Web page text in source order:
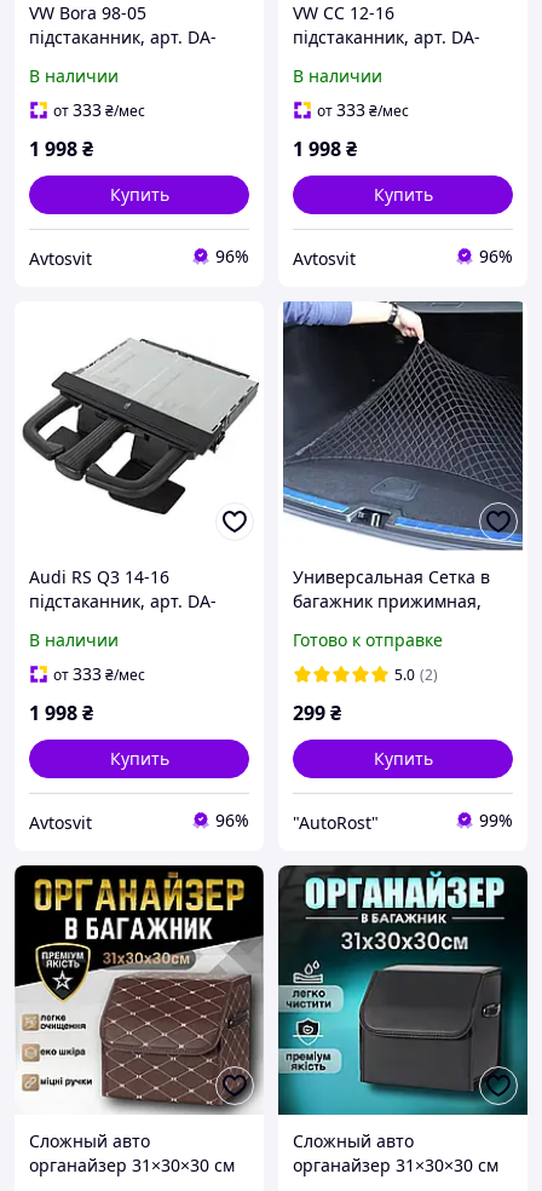
VW Bora 98-05
підстаканник, арт. DA-
В наличии
от333₴/мес
1 998₴
Купить
Avtosvit 96%
VW CC 12-16
підстаканник, арт. DA-
В наличии
от333₴/мес
1 998₴
Купить
Avtosvit 96%
Audi RS Q3 14-16
підстаканник, арт. DA-
В наличии
от333₴/мес
1 998₴
Купить
Avtosvit 96%
Универсальная Сетка в
багажник прижимная,
для фиксации багажа 114
х 60см
Готово к отправке
5.0 (2)
299₴
Купить
"AutoRost" 99%
Сложный авто
органайзер 31×30×30 см
Сложный авто
органайзер 31×30×30 см